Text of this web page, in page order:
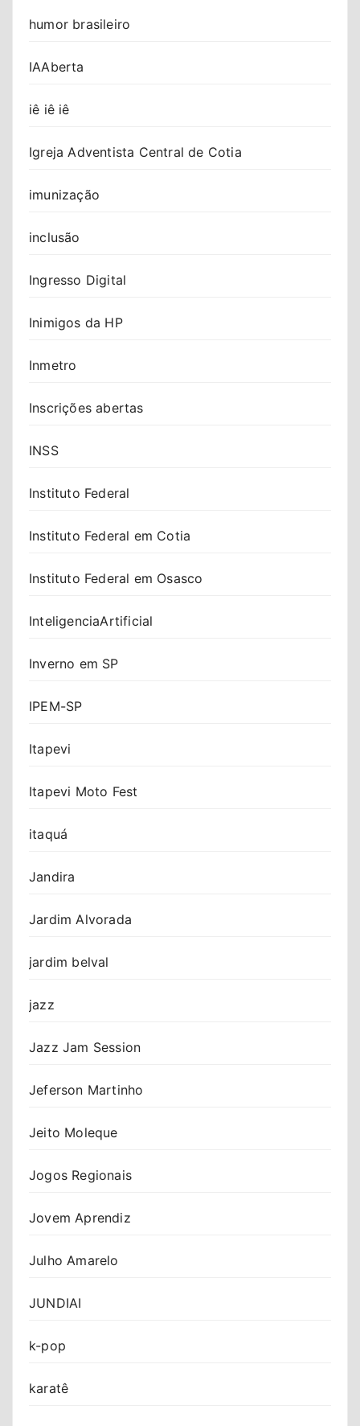
humor brasileiro
IAAberta
iê iê iê
Igreja Adventista Central de Cotia
imunização
inclusão
Ingresso Digital
Inimigos da HP
Inmetro
Inscrições abertas
INSS
Instituto Federal
Instituto Federal em Cotia
Instituto Federal em Osasco
InteligenciaArtificial
Inverno em SP
IPEM-SP
Itapevi
Itapevi Moto Fest
itaquá
Jandira
Jardim Alvorada
jardim belval
jazz
Jazz Jam Session
Jeferson Martinho
Jeito Moleque
Jogos Regionais
Jovem Aprendiz
Julho Amarelo
JUNDIAI
k-pop
karatê